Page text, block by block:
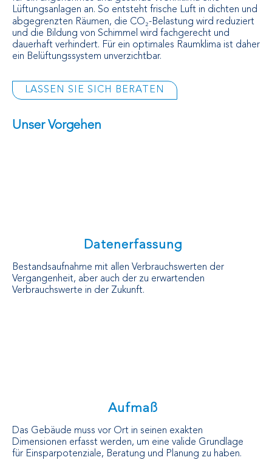
Lüftungsanlagen an. So entsteht frische Luft in dichten und
abgegrenzten Räumen, die CO₂-Belastung wird reduziert
und die Bildung von Schimmel wird fachgerecht und
dauerhaft verhindert. Für ein optimales Raumklima ist daher
ein Belüftungssystem unverzichtbar.
LASSEN SIE SICH BERATEN
Unser Vorgehen
Datenerfassung
Bestandsaufnahme mit allen Verbrauchswerten der
Vergangenheit, aber auch der zu erwartenden
Verbrauchswerte in der Zukunft.
Aufmaß
Das Gebäude muss vor Ort in seinen exakten
Dimensionen erfasst werden, um eine valide Grundlage
für Einsparpotenziale, Beratung und Planung zu haben.